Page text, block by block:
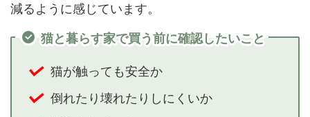
減るように感じています。
猫と暮らす家で買う前に確認したいこと
猫が触っても安全か
倒れたり壊れたりしにくいか